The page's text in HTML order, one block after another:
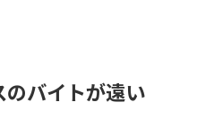
バイトが遠い